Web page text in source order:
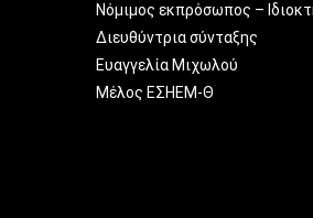
Νόμιμος εκπρόσωπος –
Διευθύντρια σύνταξης
Ευαγγελία Μιχωλού
Μέλος ΕΣΗΕΜ-Θ